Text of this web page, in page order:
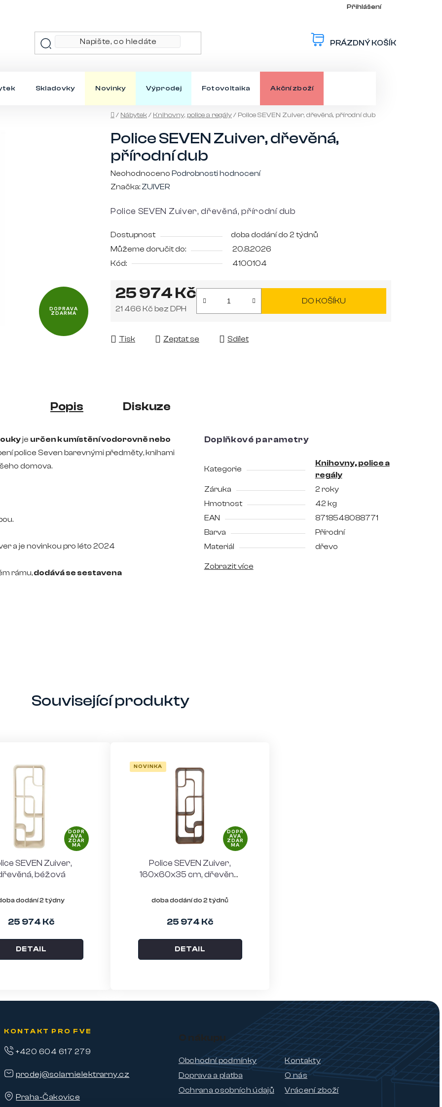
Přihlášení
PRÁZDNÝ KOŠÍK
Skladovky Novinky Výprodej Fotovoltaika Akční zboží
Domů
/ Nábytek/ Knihovny, police a regály/ Police SEVEN Zuiver, dřevěná, přírodní dub
Police SEVEN Zuiver, dřevěná,
přírodní dub
Průměrné
hodnocení
je
z
5
hvězdiček.
Neohodnoceno Podrobnosti hodnocení
Značka: ZUIVER
Police SEVEN Zuiver, dřevěná, přírodní dub
Dostupnost
doba dodání do 2 týdnů
Můžeme doručit do:
20.8.2026
Kód:
4100104
25 974 Kč
21 466 Kč bez DPH
DO KOŠÍKU
Tisk Zeptat se Sdílet
DOPRAVA
ZDARMA
Popis Diskuze
je určen k umístění vodorovně nebo
police Seven barevnými předměty, knihami
domova.
a je novinkou pro léto 2024
rámu,dodává se sestavena
Doplňkové parametry
Kategorie
Knihovny, police a
regály
Záruka
2 roky
Hmotnost
42 kg
EAN
8718548088771
Barva
Přírodní
Materiál
dřevo
Zobrazit více
Související produkty
DOPR
AVA
ZDAR
MA
SEVEN Zuiver,
béžová
dodání 2 týdny
25 974 Kč
DETAIL
NOVINKA
DOPR
AVA
ZDAR
MA
Police SEVEN Zuiver,
160x60x35 cm, dřevěná,
doba dodání do 2 týdnů
25 974 Kč
DETAIL
KONTAKT PRO FVE
prodej@solarnielektrarny.cz
Praha-Čakovice
+420 604 617 279
O nákupu
Kontakty
Obchodní podmínky
O nás
Doprava a platba
Vrácení zboží
Ochrana osobních údajů